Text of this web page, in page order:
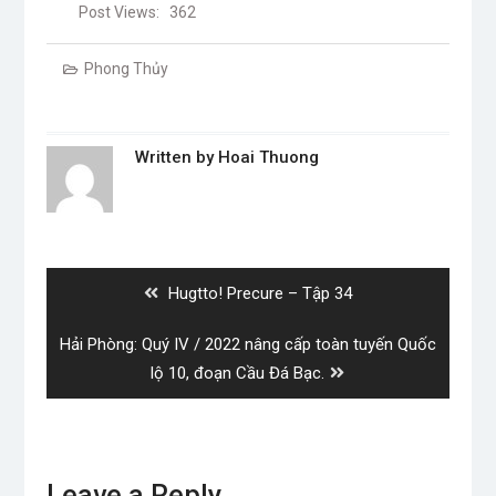
Post Views: 362
Phong Thủy
Written by Hoai Thuong
Previous
Hugtto! Precure – Tập 34
Next
Hải Phòng: Quý IV / 2022 nâng cấp toàn tuyến Quốc
lộ 10, đoạn Cầu Đá Bạc.